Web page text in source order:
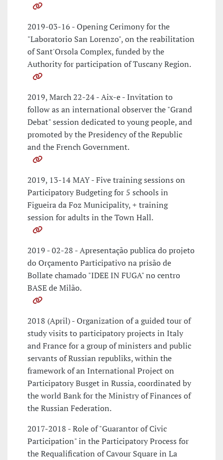
2019-03-16 - Opening Cerimony for the
"Laboratorio San Lorenzo", on the reabilitation
of Sant'Orsola Complex, funded by the
Authority for participation of Tuscany Region.
2019, March 22-24 - Aix-e - Invitation to
follow as an international observer the "Grand
Debat" session dedicated to young people, and
promoted by the Presidency of the Republic
and the French Government.
2019, 13-14 MAY - Five training sessions on
Participatory Budgeting for 5 schools in
Figueira da Foz Municipality, + training
session for adults in the Town Hall.
2019 - 02-28 - Apresentação publica do projeto
do Orçamento Participativo na prisão de
Bollate chamado "IDEE IN FUGA" no centro
BASE de Milão.
2018 (April) - Organization of a guided tour of
study visits to participatory projects in Italy
and France for a group of ministers and public
servants of Russian republiks, within the
framework of an International Project on
Participatory Busget in Russia, coordinated by
the world Bank for the Ministry of Finances of
the Russian Federation.
2017-2018 - Role of "Guarantor of Civic
Participation" in the Participatory Process for
the Requalification of Cavour Square in La